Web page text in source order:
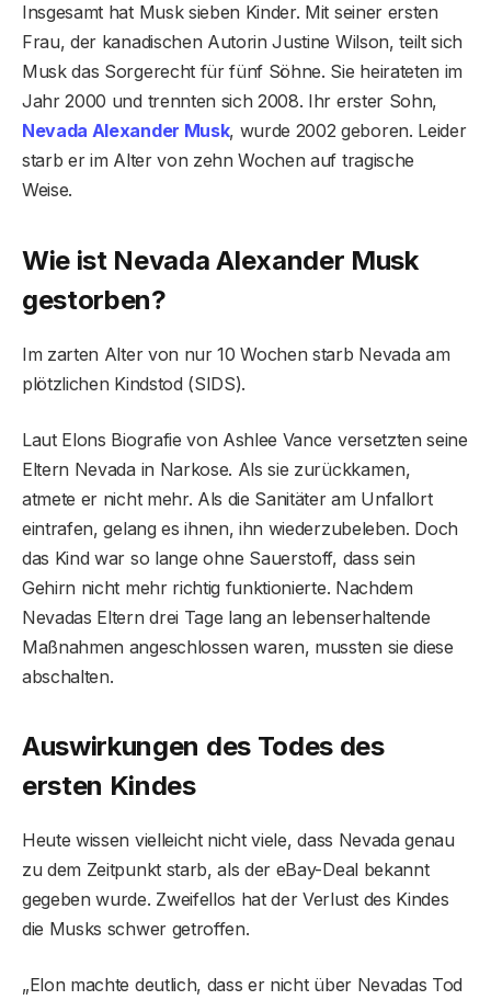
Insgesamt hat Musk sieben Kinder. Mit seiner ersten
Frau, der kanadischen Autorin Justine Wilson, teilt sich
Musk das Sorgerecht für fünf Söhne. Sie heirateten im
Jahr 2000 und trennten sich 2008. Ihr erster Sohn,
Nevada Alexander Musk, wurde 2002 geboren. Leider
starb er im Alter von zehn Wochen auf tragische
Weise.
Wie ist Nevada Alexander Musk
gestorben?
Im zarten Alter von nur 10 Wochen starb Nevada am
plötzlichen Kindstod (SIDS).
Laut Elons Biografie von Ashlee Vance versetzten seine
Eltern Nevada in Narkose. Als sie zurückkamen,
atmete er nicht mehr. Als die Sanitäter am Unfallort
eintrafen, gelang es ihnen, ihn wiederzubeleben. Doch
das Kind war so lange ohne Sauerstoff, dass sein
Gehirn nicht mehr richtig funktionierte. Nachdem
Nevadas Eltern drei Tage lang an lebenserhaltende
Maßnahmen angeschlossen waren, mussten sie diese
abschalten.
Auswirkungen des Todes des
ersten Kindes
Heute wissen vielleicht nicht viele, dass Nevada genau
zu dem Zeitpunkt starb, als der eBay-Deal bekannt
gegeben wurde. Zweifellos hat der Verlust des Kindes
die Musks schwer getroffen.
„Elon machte deutlich, dass er nicht über Nevadas Tod